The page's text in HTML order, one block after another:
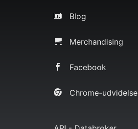
Blog
Merchandising
Facebook
Chrome-udvidelse